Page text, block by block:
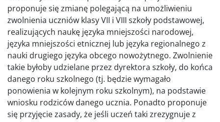
proponuje się zmianę polegającą na umożliwieniu
zwolnienia uczniów klasy VII i VIII szkoły podstawowej,
realizujących naukę języka mniejszości narodowej,
języka mniejszości etnicznej lub języka regionalnego z
nauki drugiego języka obcego nowożytnego. Zwolnienie
takie byłoby udzielane przez dyrektora szkoły, do końca
danego roku szkolnego (tj. będzie wymagało
ponowienia w kolejnym roku szkolnym), na podstawie
wniosku rodziców danego ucznia. Ponadto proponuje
się przyjęcie zasady, że jeśli uczeń taki zrezygnuje z